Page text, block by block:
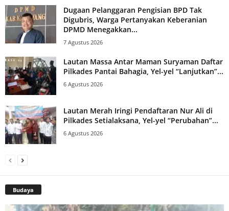
Dugaan Pelanggaran Pengisian BPD Tak
Digubris, Warga Pertanyakan Keberanian
DPMD Menegakkan...
7 Agustus 2026
Lautan Massa Antar Maman Suryaman Daftar
Pilkades Pantai Bahagia, Yel-yel “Lanjutkan”...
6 Agustus 2026
Lautan Merah Iringi Pendaftaran Nur Ali di
Pilkades Setialaksana, Yel-yel “Perubahan”...
6 Agustus 2026
Budaya